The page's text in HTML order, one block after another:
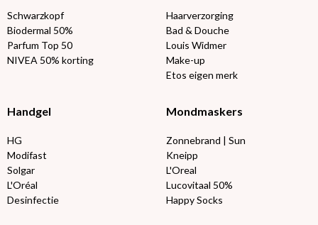
Schwarzkopf
Biodermal 50%
Parfum Top 50
NIVEA 50% korting
Haarverzorging
Bad & Douche
Louis Widmer
Make-up
Etos eigen merk
Handgel
HG
Modifast
Solgar
L'Oréal
Desinfectie
Mondmaskers
Zonnebrand | Sun
Kneipp
L'Oreal
Lucovitaal 50%
Happy Socks